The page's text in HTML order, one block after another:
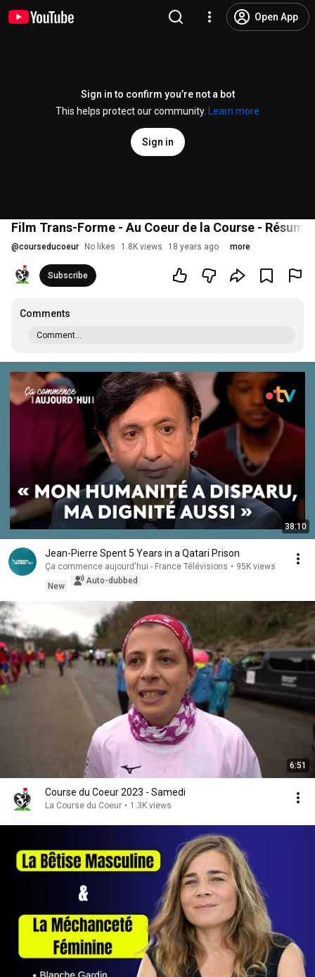
Open App
Sign in to confirm you’re not a bot
This helps protect our community.
Learn more
Sign in
Film Trans-Forme - Au Coeur de la Course -
@courseducoeur No likes 1.8K views 18 years ago more
Subscribe
Comments
Comment...
38:10
Jean-Pierre Spent 5 Years in a Qatari Prison
Ça commence aujourd'hui - France Télévisions • 95K views
New
Auto-dubbed
6:51
Course du Coeur 2023 - Samedi
La Course du Coeur • 1.3K views